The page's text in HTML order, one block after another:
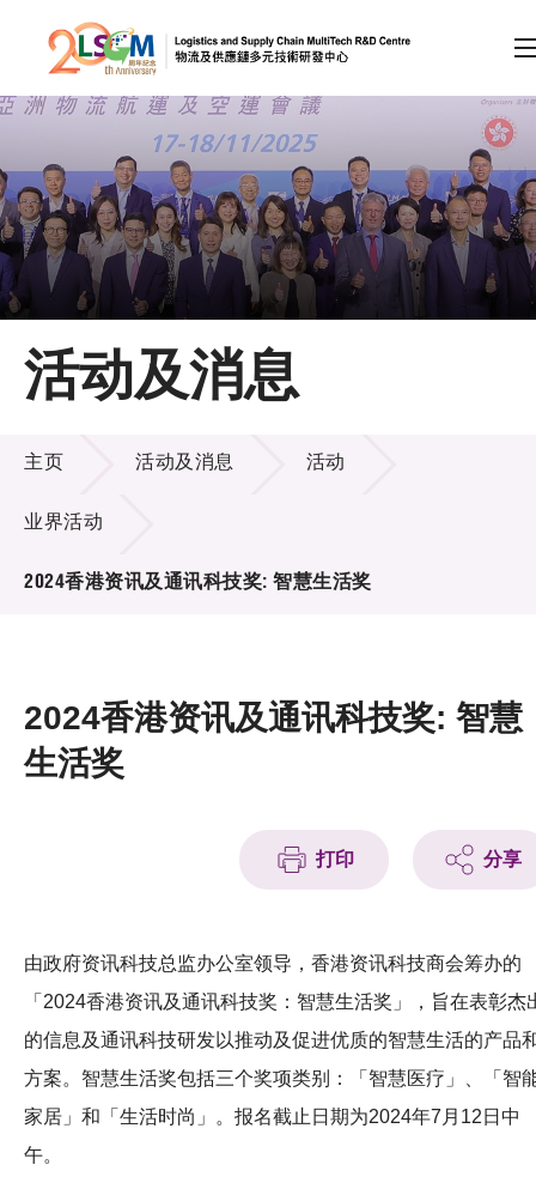
跳到内容（按回车键）
会员登录
A A EN 繁 简
主页
关于LSCM
技术商品化
项目及资助计划
新闻中心
活动及消息
活动及消息
主页 活动及消息 活动
业界活动
2024香港资讯及通讯科技奖: 智慧生活奖
2024香港资讯及通讯科技奖: 智慧
生活奖
打印 分享
由政府资讯科技总监办公室领导，香港资讯科技商会筹办的
「2024香港资讯及通讯科技奖：智慧生活奖」，旨在表彰杰
的信息及通讯科技研发以推动及促进优质的智慧生活的产品
方案。智慧生活奖包括三个奖项类别：「智慧医疗」、「智
家居」和「生活时尚」。报名截止日期为2024年7月12日中
午。